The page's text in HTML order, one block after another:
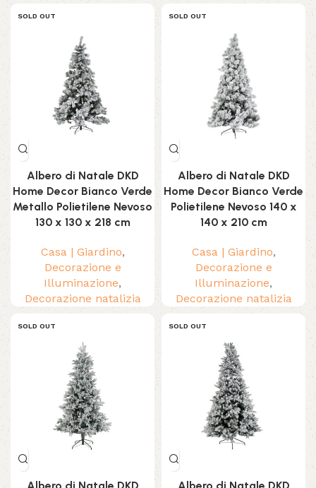
SOLD OUT
Albero di Natale DKD
Home Decor Bianco Verde
Metallo Polietilene Nevoso
130 x 130 x 218 cm
Casa | Giardino,
Decorazione e
Illuminazione,
Decorazione natalizia
SOLD OUT
Albero di Natale DKD
Home Decor Bianco Verde
Polietilene Nevoso 140 x
140 x 210 cm
Casa | Giardino,
Decorazione e
Illuminazione,
Decorazione natalizia
SOLD OUT SOLD OUT